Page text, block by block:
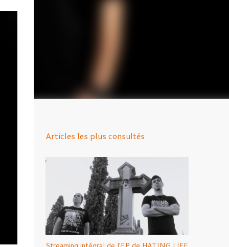
Articles les plus consultés